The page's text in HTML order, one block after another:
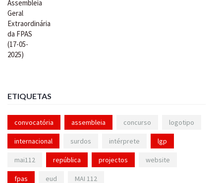
ETIQUETAS
convocatória assembleia concurso logotipo
internacional surdos intérprete lgp
mai112 república projectos website
fpas eud MAI 112